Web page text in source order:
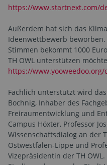
https://www.startnext.com/
Außerdem hat sich das
Ideenwettbewerb
Stimmen bekommt 1000
TH OWL unterstützen
https://
Fachlich unterstützt wird
Bochnig, Inhaber des
Freiraumentwicklung und
Campus Höxter, Professor
Wissenschaftsdialog an der
Ostwestfalen-Lippe und
Vizepräsidentin der TH